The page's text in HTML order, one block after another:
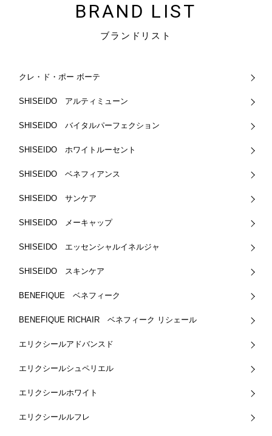
BRAND LIST
ブランドリスト
クレ・ド・ポー ボーテ
SHISEIDO アルティミューン
SHISEIDO バイタルパーフェクション
SHISEIDO ホワイトルーセント
SHISEIDO ベネフィアンス
SHISEIDO サンケア
SHISEIDO メーキャップ
SHISEIDO エッセンシャルイネルジャ
SHISEIDO スキンケア
BENEFIQUE ベネフィーク
BENEFIQUE RICHAIR ベネフィーク リシェール
エリクシールアドバンスド
エリクシールシュペリエル
エリクシールホワイト
エリクシールルフレ